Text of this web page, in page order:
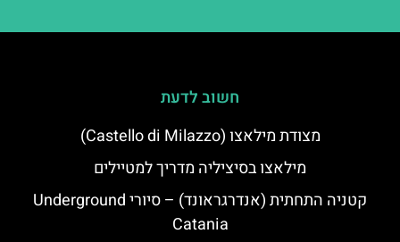
חשוב לדעת
מצודת מילאצו (Castello di Milazzo)
מילאצו בסיציליה מדריך למטיילים
קטניה התחתית (אנדרגראונד) – סיורי Underground
Catania